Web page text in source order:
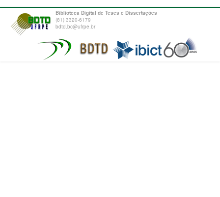
Biblioteca Digital de Teses e Dissertações
(81) 3320-6179
bdtd.bc@ufrpe.br